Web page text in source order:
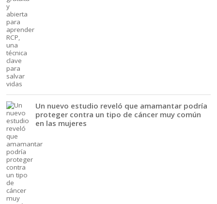
Un nuevo estudio reveló que amamantar podría
proteger contra un tipo de cáncer muy común
en las mujeres